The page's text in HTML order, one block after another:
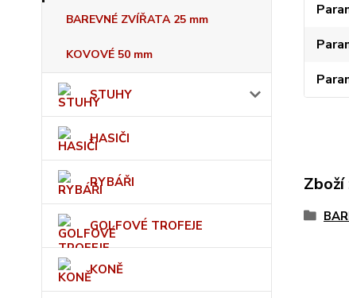
BAREVNÉ ZVÍŘATA 25 mm
KOVOVÉ 50 mm
STUHY
HASIČI
RYBÁŘI
GOLFOVÉ TROFEJE
KONĚ